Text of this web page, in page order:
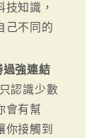
知識，
己不同的
過強連結
認識少數
會有幫
你接觸到